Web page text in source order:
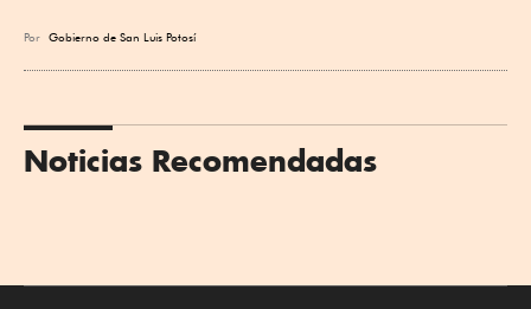
Por Gobierno de San Luis Potosí
Noticias Recomendadas